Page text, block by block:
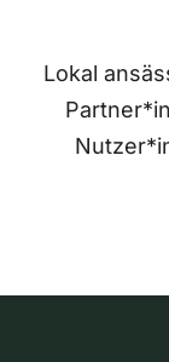
Lokal